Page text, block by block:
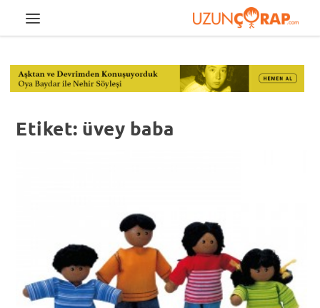
Etiket: üvey baba